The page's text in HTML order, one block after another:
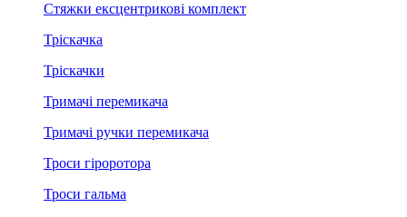
Стяжки ексцентрикові комплект
Тріскачка
Тріскачки
Тримачі перемикача
Тримачі ручки перемикача
Троси гіроротора
Троси гальма